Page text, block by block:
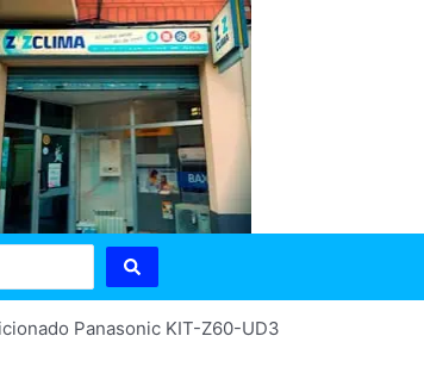
Panasonic KIT-Z60-UD3